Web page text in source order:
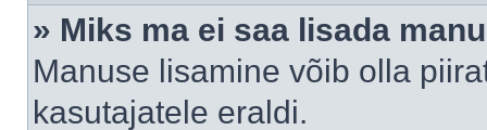
» Miks ma ei saa lisada
Manuse lisamine võib olla
kasutajatele eraldi.